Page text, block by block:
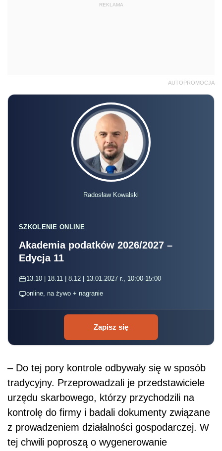
REKLAMA
AUTOPROMOCJA
Radosław Kowalski
SZKOLENIE ONLINE
Akademia podatków 2026/2027 –
Edycja 11
13.10 | 18.11 | 8.12 | 13.01.2027 r., 10:00-15:00
online, na żywo + nagranie
Zapisz się
– Do tej pory kontrole odbywały się w sposób
tradycyjny. Przeprowadzali je przedstawiciele
urzędu skarbowego, którzy przychodzili na
kontrolę do firmy i badali dokumenty związane
z prowadzeniem działalności gospodarczej. W
tej chwili poproszą o wygenerowanie